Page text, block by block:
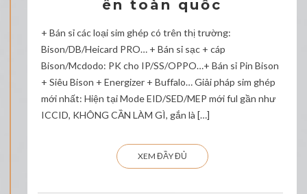
ên toàn quốc
+ Bán sỉ các loại sim ghép có trên thị trường:
Bison/DB/Heicard PRO… + Bán sỉ sạc + cáp
Bison/Mcdodo: PK cho IP/SS/OPPO…+ Bán sỉ Pin Bison
+ Siêu Bison + Energizer + Buffalo… Giải pháp sim ghép
mới nhất: Hiện tại Mode EID/SED/MEP mới ful gần như
ICCID, KHÔNG CẦN LÀM GÌ, gắn là […]
XEM ĐẦY ĐỦ